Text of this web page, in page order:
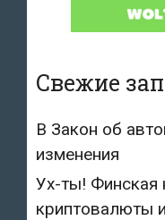
Свежие
В Закон об
изменения
Ух-ты! Финская
криптовалюты